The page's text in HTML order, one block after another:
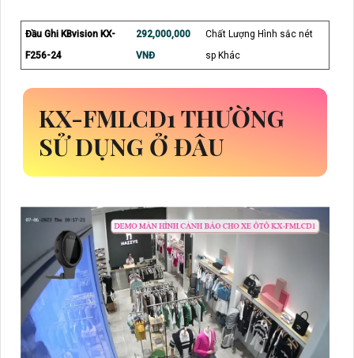
Đầu Ghi KBvision KX-
F256-24
292,000,000
VNĐ
Chất Lượng Hình sắc nét
sp Khác
KX-FMLCD1 THƯỜNG
SỬ DỤNG Ở ĐÂU